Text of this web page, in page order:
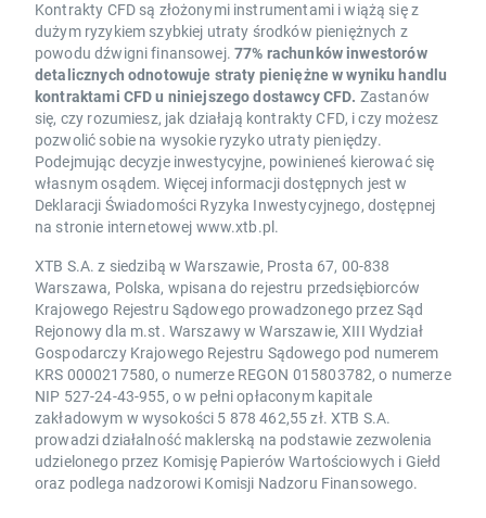
Kontrakty CFD są złożonymi instrumentami i wiążą się z
dużym ryzykiem szybkiej utraty środków pieniężnych z
powodu dźwigni finansowej. 77% rachunków inwestorów
detalicznych odnotowuje straty pieniężne w wyniku handlu
kontraktami CFD u niniejszego dostawcy CFD. Zastanów
się, czy rozumiesz, jak działają kontrakty CFD, i czy możesz
pozwolić sobie na wysokie ryzyko utraty pieniędzy.
Podejmując decyzje inwestycyjne, powinieneś kierować się
własnym osądem. Więcej informacji dostępnych jest w
Deklaracji Świadomości Ryzyka Inwestycyjnego, dostępnej
na stronie internetowej www.xtb.pl.
XTB S.A. z siedzibą w Warszawie, Prosta 67, 00-838
Warszawa, Polska, wpisana do rejestru przedsiębiorców
Krajowego Rejestru Sądowego prowadzonego przez Sąd
Rejonowy dla m.st. Warszawy w Warszawie, XIII Wydział
Gospodarczy Krajowego Rejestru Sądowego pod numerem
KRS 0000217580, o numerze REGON 015803782, o numerze
NIP 527-24-43-955, o w pełni opłaconym kapitale
zakładowym w wysokości 5 878 462,55 zł. XTB S.A.
prowadzi działalność maklerską na podstawie zezwolenia
udzielonego przez Komisję Papierów Wartościowych i Giełd
oraz podlega nadzorowi Komisji Nadzoru Finansowego.